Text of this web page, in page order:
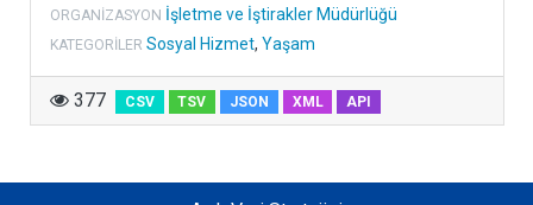
ORGANIZASYON İşletme ve İştirakler Müdürlüğü
KATEGORILER Sosyal Hizmet, Yaşam
377 CSV TSV JSON XML API